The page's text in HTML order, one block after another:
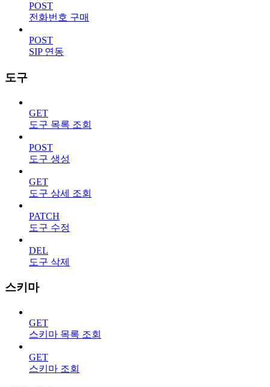
POST
전화번호 구매
POST
SIP 연동
도구
GET
도구 목록 조회
POST
도구 생성
GET
도구 상세 조회
PATCH
도구 수정
DEL
도구 삭제
스키마
GET
스키마 목록 조회
GET
스키마 조회